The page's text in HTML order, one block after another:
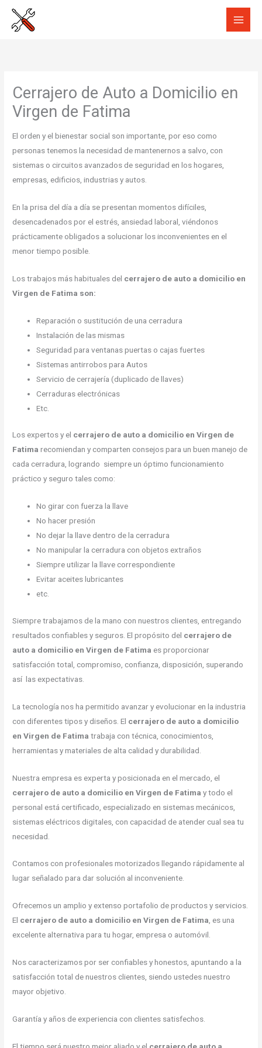
Cerrajero de Auto a Domicilio en
Virgen de Fatima
El orden y el bienestar social son importante, por eso como
personas tenemos la necesidad de mantenernos a salvo, con
sistemas o circuitos avanzados de seguridad en los hogares,
empresas, edificios, industrias y autos.
En la prisa del día a día se presentan momentos difíciles,
desencadenados por el estrés, ansiedad laboral, viéndonos
prácticamente obligados a solucionar los inconvenientes en el
menor tiempo posible.
Los trabajos más habituales del cerrajero de auto a domicilio en
Virgen de Fatima son:
Reparación o sustitución de una cerradura
Instalación de las mismas
Seguridad para ventanas puertas o cajas fuertes
Sistemas antirrobos para Autos
Servicio de cerrajería (duplicado de llaves)
Cerraduras electrónicas
Etc.
Los expertos y el cerrajero de auto a domicilio en Virgen de
Fatima recomiendan y comparten consejos para un buen manejo de
cada cerradura, logrando siempre un óptimo funcionamiento
práctico y seguro tales como:
No girar con fuerza la llave
No hacer presión
No dejar la llave dentro de la cerradura
No manipular la cerradura con objetos extraños
Siempre utilizar la llave correspondiente
Evitar aceites lubricantes
etc.
Siempre trabajamos de la mano con nuestros clientes, entregando
resultados confiables y seguros. El propósito del cerrajero de
auto a domicilio en Virgen de Fatima es proporcionar
satisfacción total, compromiso, confianza, disposición, superando
así las expectativas.
La tecnología nos ha permitido avanzar y evolucionar en la industria
con diferentes tipos y diseños. El cerrajero de auto a domicilio
en Virgen de Fatima trabaja con técnica, conocimientos,
herramientas y materiales de alta calidad y durabilidad.
Nuestra empresa es experta y posicionada en el mercado, el
cerrajero de auto a domicilio en Virgen de Fatima y todo el
personal está certificado, especializado en sistemas mecánicos,
sistemas eléctricos digitales, con capacidad de atender cual sea tu
necesidad.
Contamos con profesionales motorizados llegando rápidamente al
lugar señalado para dar solución al inconveniente.
Ofrecemos un amplio y extenso portafolio de productos y servicios.
El cerrajero de auto a domicilio en Virgen de Fatima, es una
excelente alternativa para tu hogar, empresa o automóvil.
Nos caracterizamos por ser confiables y honestos, apuntando a la
satisfacción total de nuestros clientes, siendo ustedes nuestro
mayor objetivo.
Garantía y años de experiencia con clientes satisfechos.